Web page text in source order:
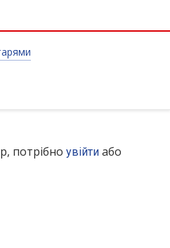
потрібно увійти або